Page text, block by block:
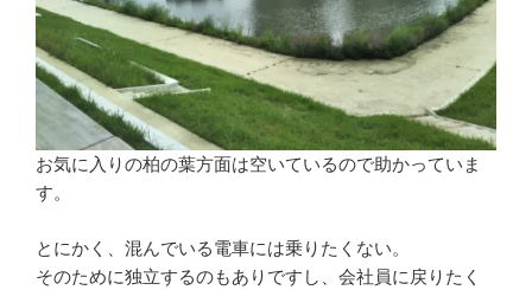
お気に入りの柏の葉方面は空いているので助かっていま
す。
とにかく、混んでいる電車には乗りたくない。
そのために独立するのもありですし、会社員に戻りたく